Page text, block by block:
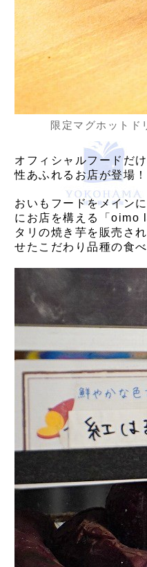
限定マグホットド
オフィシャルフードだ
性あふれるお店が登場！
おいもフードをメイン
にお店を構える「oimo
タリの焼き芋を販売さ
せたこだわり品種の食べ